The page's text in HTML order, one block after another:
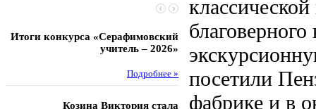
Итоги конкурса «Серафимовский
учитель – 2026»
Подробнее »
Козина Виктория стала
Чебаненко Глеб стал
Музафаров Пётр стал
посетили
фабрике и в